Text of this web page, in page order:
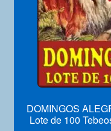
DOMINGOS
Lote de 100